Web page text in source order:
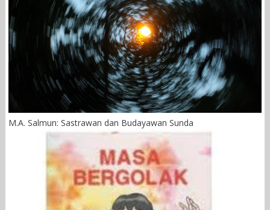
M.A. Salmun: Sastrawan dan Budayawan Sunda